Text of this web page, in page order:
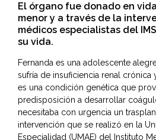
El órgano fue donado en
menor y a través de la
médicos especialistas del
su vida.
Fernanda es una adolescente
sufría de insuficiencia renal crónica
es una condición genética que
predisposición a desarrollar
necesitaba con urgencia un
intervención que se realizó en la
Especialidad (UMAE) del Instituto